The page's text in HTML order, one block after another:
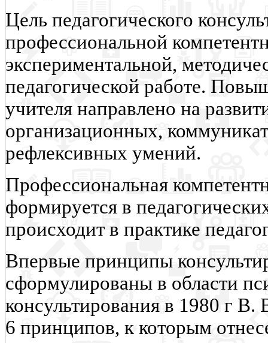
Цель педагогического
профессиональной
экспериментальной,
педагогической работе.
учителя направлено на
организационных,
рефлексивных умений.
Профессиональная
формируется в
происходит в практике
Впервые принципы
сформулированы в области
консультирования в 1980 г
6 принципов, к которым